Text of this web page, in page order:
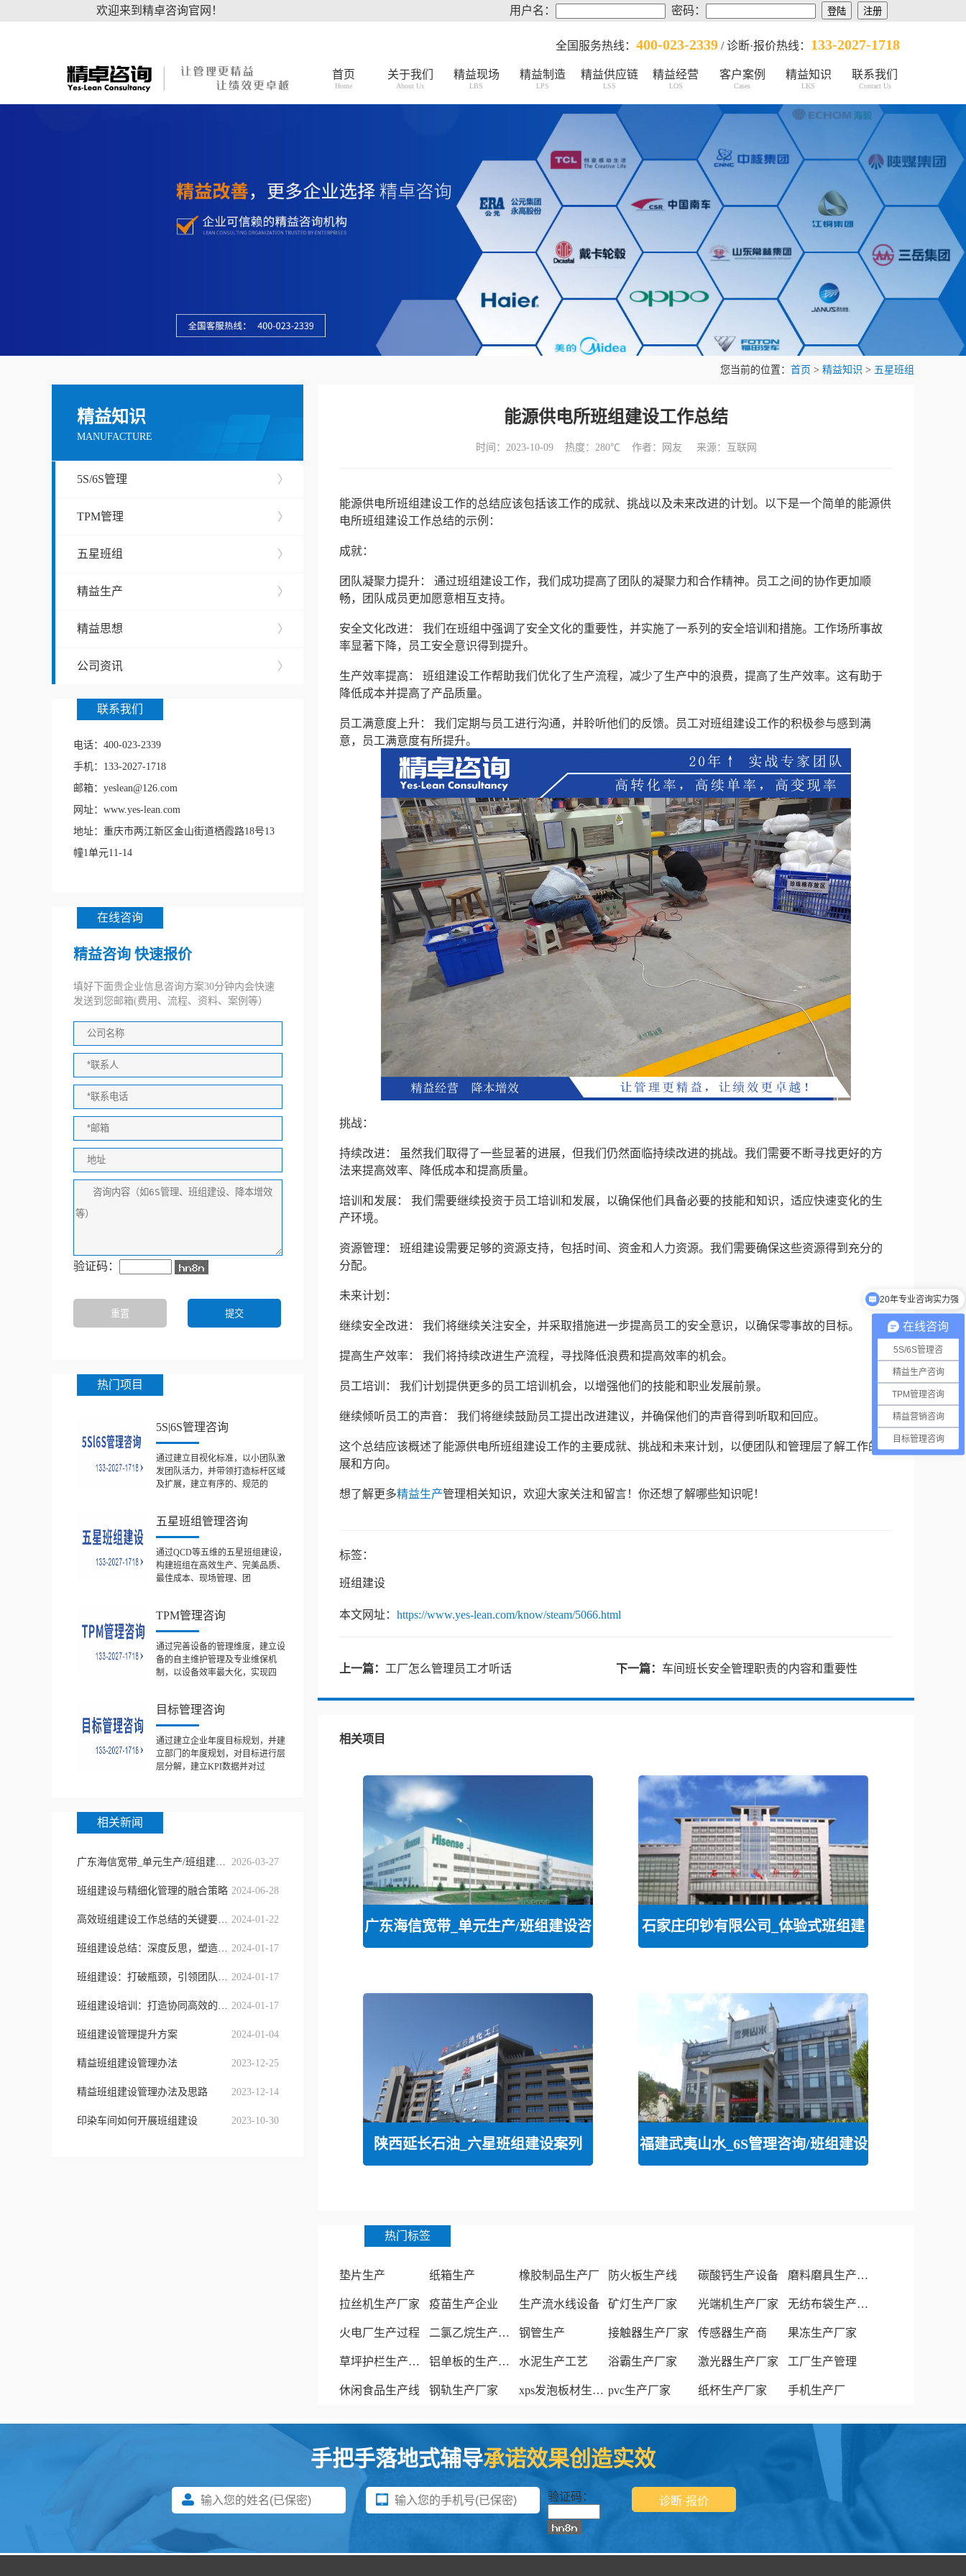
欢迎来到精卓咨询官网！ 用户名： 密码：
全国服务热线： 400-023-2339 / 诊断·报价热线： 133-2027-1718
首页
Home
关于我们
About Us
精益现场
LBS
精益制造
LPS
精益供应链
LSS
精益经营
LOS
客户案例
Cases
精益知识
LKS
联系我们
Contact Us
您当前的位置： 首页 > 精益知识 > 五星班组
精益知识
MANUFACTURE
5S/6S管理 〉
TPM管理 〉
五星班组 〉
精益生产 〉
精益思想 〉
公司资讯 〉
联系我们
电话：400-023-2339
手机：133-2027-1718
邮箱：yeslean@126.com
网址：www.yes-lean.com
地址：重庆市两江新区金山街道栖霞路18号13
幢1单元11-14
在线咨询
精益咨询 快速报价
填好下面贵企业信息咨询方案30分钟内会快速
发送到您邮箱(费用、流程、资料、案例等）
验证码：
热门项目
5S|6S管理咨询
通过建立目视化标准，以小团队激
发团队活力，并带领打造标杆区域
及扩展，建立有序的、规范的
五星班组管理咨询
通过QCD等五维的五星班组建设，
构建班组在高效生产、完美品质、
最佳成本、现场管理、团
TPM管理咨询
通过完善设备的管理维度，建立设
备的自主维护管理及专业维保机
制，以设备效率最大化，实现四
目标管理咨询
通过建立企业年度目标规划，并建
立部门的年度规划，对目标进行层
层分解，建立KPI数据并对过
相关新闻
广东海信宽带_单元生产/班组建设咨 2026-03-27
班组建设与精细化管理的融合策略 2024-06-28
高效班组建设工作总结的关键要素揭 2024-01-22
班组建设总结：深度反思，塑造协同黄金 2024-01-17
班组建设：打破瓶颈，引领团队高效发展 2024-01-17
班组建设培训：打造协同高效的团队力 2024-01-17
班组建设管理提升方案 2024-01-04
精益班组建设管理办法 2023-12-25
精益班组建设管理办法及思路 2023-12-14
印染车间如何开展班组建设 2023-10-30
能源供电所班组建设工作总结
时间：2023-10-09 热度： 280℃ 作者：网友 来源：互联网
能源供电所班组建设工作的总结应该包括该工作的成就、挑战以及未来改进的计划。以下是一个简单的能源供
电所班组建设工作总结的示例：
成就：
团队凝聚力提升： 通过班组建设工作，我们成功提高了团队的凝聚力和合作精神。员工之间的协作更加顺
畅，团队成员更加愿意相互支持。
安全文化改进： 我们在班组中强调了安全文化的重要性，并实施了一系列的安全培训和措施。工作场所事故
率显著下降，员工安全意识得到提升。
生产效率提高： 班组建设工作帮助我们优化了生产流程，减少了生产中的浪费，提高了生产效率。这有助于
降低成本并提高了产品质量。
员工满意度上升： 我们定期与员工进行沟通，并聆听他们的反馈。员工对班组建设工作的积极参与感到满
意，员工满意度有所提升。
挑战：
持续改进： 虽然我们取得了一些显著的进展，但我们仍然面临持续改进的挑战。我们需要不断寻找更好的方
法来提高效率、降低成本和提高质量。
培训和发展： 我们需要继续投资于员工培训和发展，以确保他们具备必要的技能和知识，适应快速变化的生
产环境。
资源管理： 班组建设需要足够的资源支持，包括时间、资金和人力资源。我们需要确保这些资源得到充分的
分配。
未来计划：
继续安全改进： 我们将继续关注安全，并采取措施进一步提高员工的安全意识，以确保零事故的目标。
提高生产效率： 我们将持续改进生产流程，寻找降低浪费和提高效率的机会。
员工培训： 我们计划提供更多的员工培训机会，以增强他们的技能和职业发展前景。
继续倾听员工的声音： 我们将继续鼓励员工提出改进建议，并确保他们的声音得到听取和回应。
这个总结应该概述了能源供电所班组建设工作的主要成就、挑战和未来计划，以便团队和管理层了解工作的进
展和方向。
想了解更多精益生产管理相关知识，欢迎大家关注和留言！你还想了解哪些知识呢！
标签：
班组建设
本文网址： https://www.yes-lean.com/know/steam/5066.html
上一篇： 工厂怎么管理员工才听话 下一篇： 车间班长安全管理职责的内容和重要性
相关项目
广东海信宽带_单元生产/班组建设咨 石家庄印钞有限公司_体验式班组建
陕西延长石油_六星班组建设案列 福建武夷山水_6S管理咨询/班组建设
热门标签
垫片生产 纸箱生产 橡胶制品生产厂 防火板生产线 碳酸钙生产设备 磨料磨具生产厂家
拉丝机生产厂家 疫苗生产企业 生产流水线设备 矿灯生产厂家 光端机生产厂家 无纺布袋生产厂家
火电厂生产过程 二氯乙烷生产厂家 钢管生产 接触器生产厂家 传感器生产商 果冻生产厂家
草坪护栏生产厂家 铝单板的生产厂家 水泥生产工艺 浴霸生产厂家 激光器生产厂家 工厂生产管理
休闲食品生产线 钢轨生产厂家 xps发泡板材生产线 pvc生产厂家 纸杯生产厂家 手机生产厂
手把手落地式辅导承诺效果创造实效
验证码：
在线咨询
5S/6S管理咨
精益生产咨询
TPM管理咨询
精益营销咨询
目标管理咨询
数百家知名企业的选择